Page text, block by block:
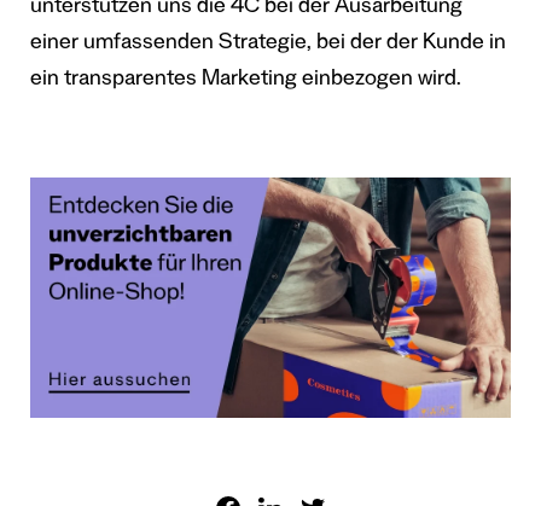
unterstützen uns die 4C bei der Ausarbeitung
einer umfassenden Strategie, bei der der Kunde in
ein transparentes Marketing einbezogen wird.